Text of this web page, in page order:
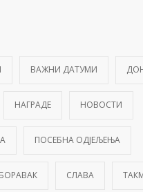
ВАЖНИ ДАТУМИ
НАГРАДЕ НОВОСТИ
ПОСЕБНА ОДЈЕЉЕЊА
СЛАВА